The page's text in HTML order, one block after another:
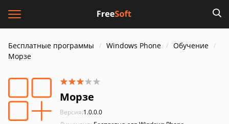
Бесплатные программы Windows Phone
Обучение
Морзе
Морзе
Версия:1.0.0.0